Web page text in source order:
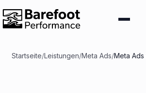
Startseite/Leistungen/Meta Ads/Meta Ads